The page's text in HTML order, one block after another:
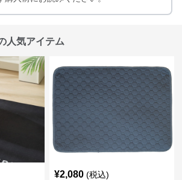
人気アイテム
¥2,080 (税込)